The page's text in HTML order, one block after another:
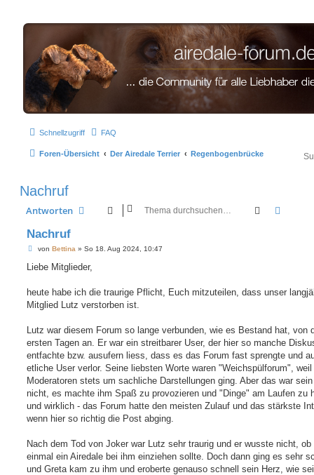
airedale-forum.de
Schnellzugriff FAQ
Foren-Übersicht Der Airedale Terrier Regenbogenbrücke
Nachruf
Antworten Suche
Nachruf
B
i
a
von Bettina » So 18. Aug 2024, 10:47
Liebe Mitglieder,
heute habe ich die traurige Pflicht, Euch mitzuteilen, dass unser
Mitglied Lutz verstorben ist.
Lutz war diesem Forum so lange verbunden, wie es Bestand hat, von
ersten Tagen an. Er war ein streitbarer User, der hier so manche
entfachte bzw. ausufern liess, dass es das Forum fast sprengte und
etliche User verlor. Seine liebsten Worte waren "Weichspülforum",
Moderatoren stets um sachliche Darstellungen ging. Aber das war
nicht, es machte ihm Spaß zu provozieren und "Dinge" am Laufen zu
und wirklich - das Forum hatte den meisten Zulauf und das stärkste
wenn hier so richtig die Post abging.
Nach dem Tod von Joker war Lutz sehr traurig und er wusste nicht, ob
einmal ein Airedale bei ihm einziehen sollte. Doch dann ging es sehr
und Greta kam zu ihm und eroberte genauso schnell sein Herz, wie